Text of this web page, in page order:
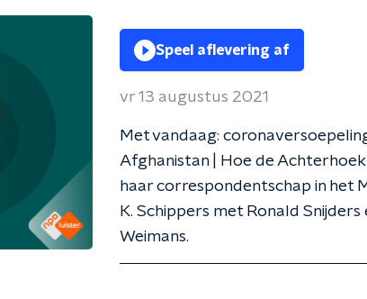
Speel aflevering af
vr 13 augustus 2021
Met vandaag:
Afghanistan | Hoe de
haar correspondentschap in het
K. Schippers met Ronald
Weimans.